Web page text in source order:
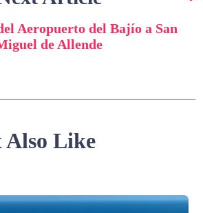
Aeropuerto del Bajío a San
de Allende
Also Like